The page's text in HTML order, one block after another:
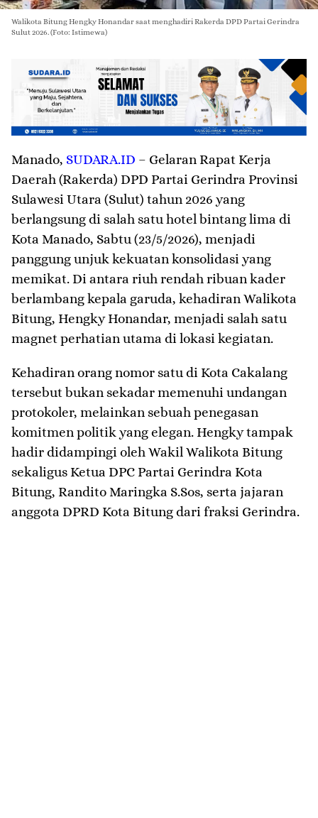
Walikota Bitung Hengky Honandar saat menghadiri Rakerda DPD Partai Gerindra
Sulut 2026. (Foto: Istimewa)
Manado, SUDARA.ID – Gelaran Rapat Kerja
Daerah (Rakerda) DPD Partai Gerindra Provinsi
Sulawesi Utara (Sulut) tahun 2026 yang
berlangsung di salah satu hotel bintang lima di
Kota Manado, Sabtu (23/5/2026), menjadi
panggung unjuk kekuatan konsolidasi yang
memikat. Di antara riuh rendah ribuan kader
berlambang kepala garuda, kehadiran Walikota
Bitung, Hengky Honandar, menjadi salah satu
magnet perhatian utama di lokasi kegiatan.
​Kehadiran orang nomor satu di Kota Cakalang
tersebut bukan sekadar memenuhi undangan
protokoler, melainkan sebuah penegasan
komitmen politik yang elegan. Hengky tampak
hadir didampingi oleh Wakil Walikota Bitung
sekaligus Ketua DPC Partai Gerindra Kota
Bitung, Randito Maringka S.Sos, serta jajaran
anggota DPRD Kota Bitung dari fraksi Gerindra.